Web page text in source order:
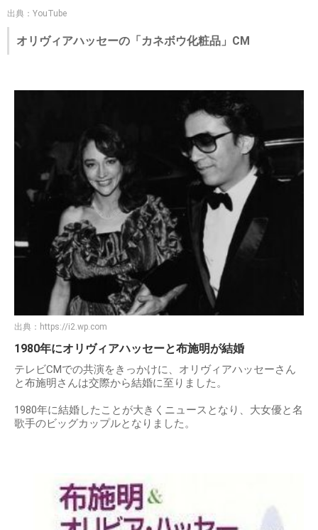
出典：YouTube
オリヴィアハッセーの「カネボウ化粧品」CM
出典： https://i2.wp.com
1980年にオリヴィアハッセーと布施明が結婚
テレビCMでの共演をきっかけに、オリヴィアハッセーさん
と布施明さんは交際から結婚に至りました。
1980年に結婚したことが大きくニュースとなり、大女優と名
歌手のビッグカップルとなりました。